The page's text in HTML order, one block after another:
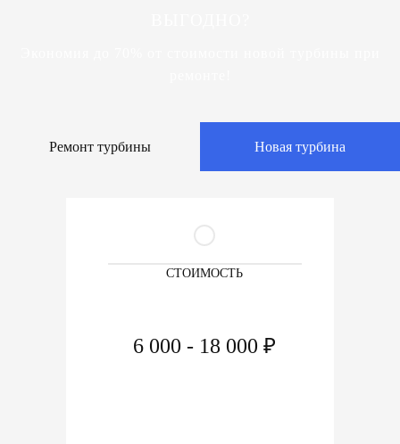
Ремонт турбины Новая турбина
СТОИМОСТЬ
6 000 - 18 000 ₽